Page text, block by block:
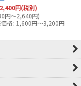
円(税別)
円～2,640円)
格: 1,600円～3,200円